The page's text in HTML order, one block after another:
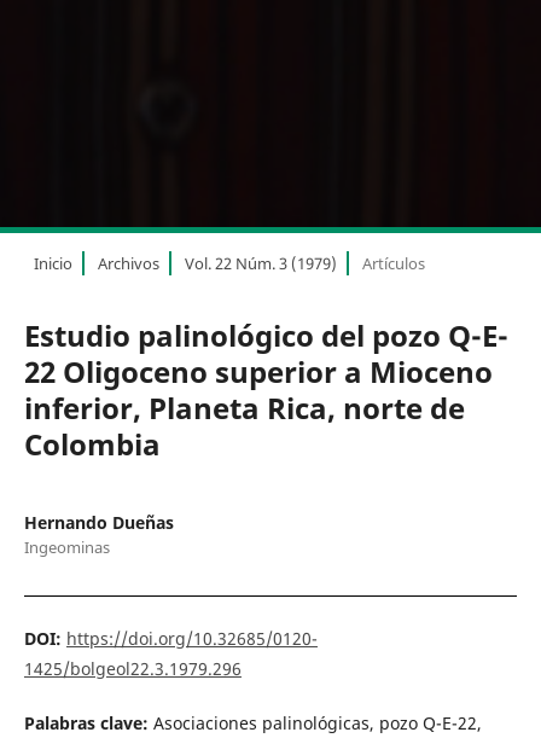
Inicio Archivos Vol. 22 Núm. 3 (1979) Artículos
Estudio palinológico del pozo Q-E-
22 Oligoceno superior a Mioceno
inferior, Planeta Rica, norte de
Colombia
Hernando Dueñas
Ingeominas
DOI: https://doi.org/10.32685/0120-
1425/bolgeol22.3.1979.296
Palabras clave: Asociaciones palinológicas, pozo Q-E-22,